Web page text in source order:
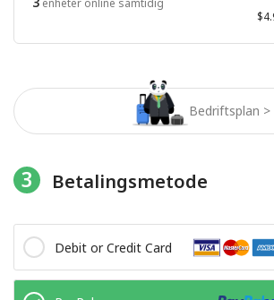
Bedriftsplan >
enheter online samtidig
3 Betalingsmetode
Debit or Credit Card